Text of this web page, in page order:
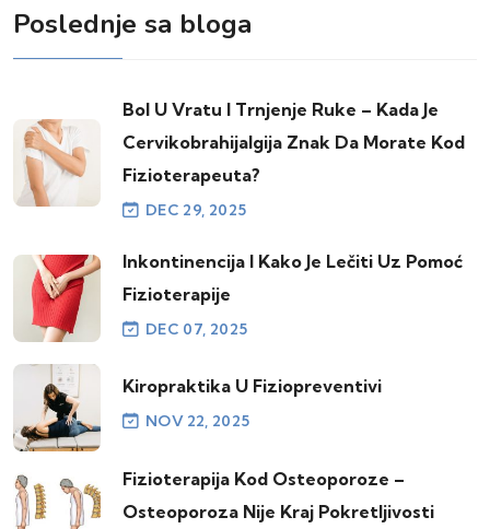
Poslednje sa bloga
Bol U Vratu I Trnjenje Ruke – Kada Je
Cervikobrahijalgija Znak Da Morate Kod
Fizioterapeuta?
DEC 29, 2025
Inkontinencija I Kako Je Lečiti Uz Pomoć
Fizioterapije
DEC 07, 2025
Kiropraktika U Fiziopreventivi
NOV 22, 2025
Fizioterapija Kod Osteoporoze –
Osteoporoza Nije Kraj Pokretljivosti